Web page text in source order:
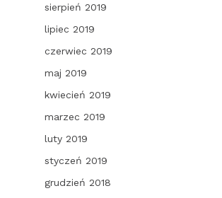
sierpień 2019
lipiec 2019
czerwiec 2019
maj 2019
kwiecień 2019
marzec 2019
luty 2019
styczeń 2019
grudzień 2018